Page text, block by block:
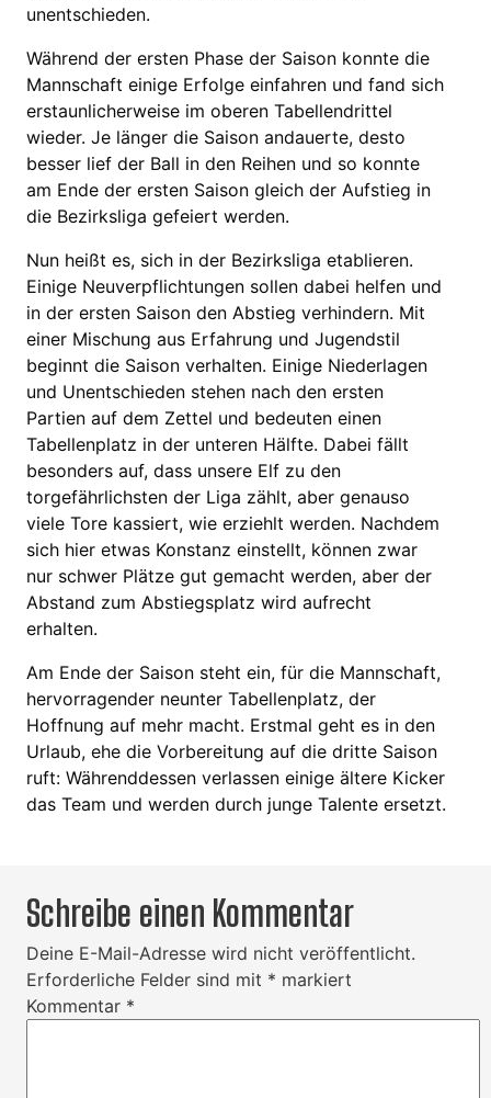
unentschieden.
Während der ersten Phase der Saison konnte die
Mannschaft einige Erfolge einfahren und fand sich
erstaunlicherweise im oberen Tabellendrittel
wieder. Je länger die Saison andauerte, desto
besser lief der Ball in den Reihen und so konnte
am Ende der ersten Saison gleich der Aufstieg in
die Bezirksliga gefeiert werden.
Nun heißt es, sich in der Bezirksliga etablieren.
Einige Neuverpflichtungen sollen dabei helfen und
in der ersten Saison den Abstieg verhindern. Mit
einer Mischung aus Erfahrung und Jugendstil
beginnt die Saison verhalten. Einige Niederlagen
und Unentschieden stehen nach den ersten
Partien auf dem Zettel und bedeuten einen
Tabellenplatz in der unteren Hälfte. Dabei fällt
besonders auf, dass unsere Elf zu den
torgefährlichsten der Liga zählt, aber genauso
viele Tore kassiert, wie erziehlt werden. Nachdem
sich hier etwas Konstanz einstellt, können zwar
nur schwer Plätze gut gemacht werden, aber der
Abstand zum Abstiegsplatz wird aufrecht
erhalten.
Am Ende der Saison steht ein, für die Mannschaft,
hervorragender neunter Tabellenplatz, der
Hoffnung auf mehr macht. Erstmal geht es in den
Urlaub, ehe die Vorbereitung auf die dritte Saison
ruft: Währenddessen verlassen einige ältere Kicker
das Team und werden durch junge Talente ersetzt.
Schreibe einen Kommentar
Deine E-Mail-Adresse wird nicht veröffentlicht.
Erforderliche Felder sind mit * markiert
Kommentar *